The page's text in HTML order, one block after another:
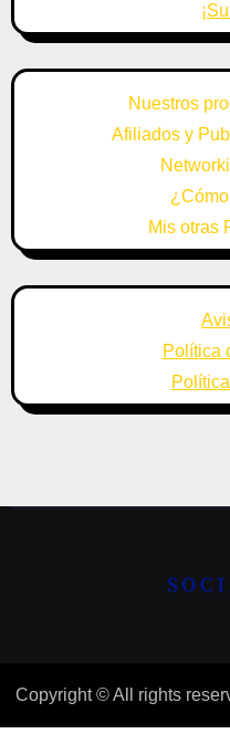
Nuestros
Afiliados y
Mis otras
Política
Copyright © All rights